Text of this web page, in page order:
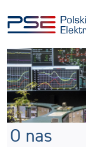
do
menu
do
treści
O nas